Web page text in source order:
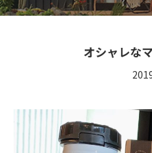
オシャレな